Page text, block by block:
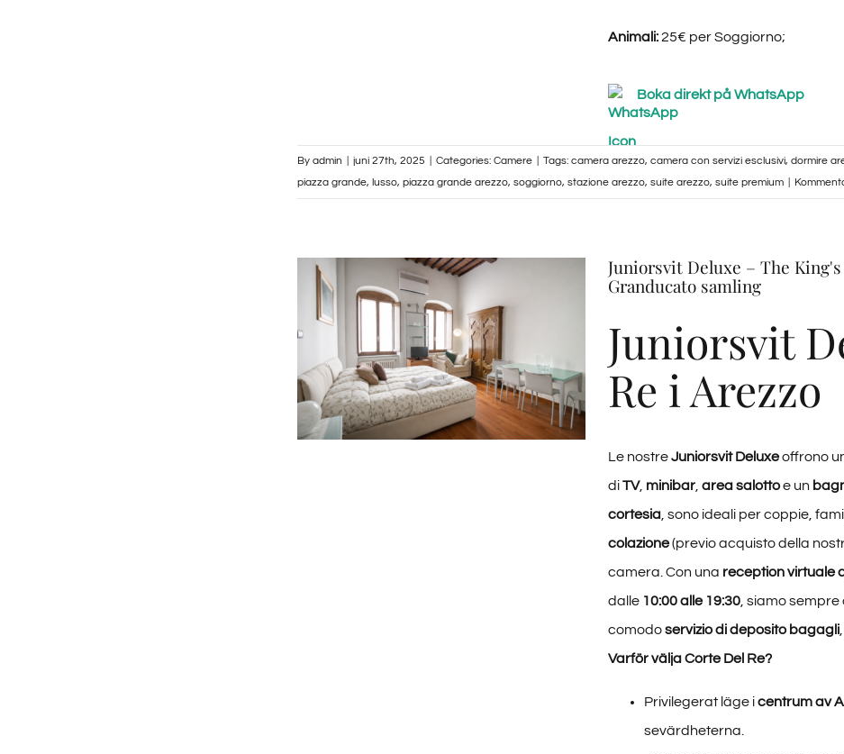
Animali:25€ per Soggiorno;
Boka direkt på WhatsApp
By admin juni 27th, 2025 Categories: Camere Tags: camera arezzo, camera con servizi esclusivi, dormire
piazza grande, lusso, piazza grande arezzo, soggiorno, stazione arezzo, suite arezzo, suite premium
Juniorsvit Deluxe – The
Granducato samling
Juniorsvit
Re i Arezzo
Le nostreJuniorsvit Deluxeoffrono
diTV, minibar, area salottoe un
cortesia, sono ideali per coppie,
colazione(previo acquisto della
camera. Con una reception virtuale
dalle 10:00 alle 19:30, siamo sempre
comodoservizio di deposito bagagli
Varför välja Corte Del Re?
Privilegerat läge icentrum av
sevärdheterna.